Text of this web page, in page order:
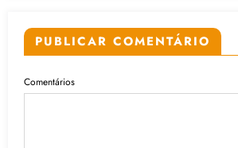
PUBLICAR COMENTÁRIO
Comentários